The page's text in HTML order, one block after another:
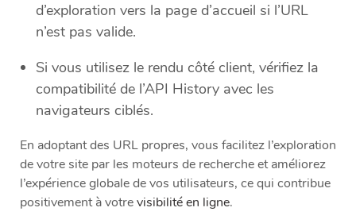
d’exploration vers la page d’accueil si l’URL
n’est pas valide.
Si vous utilisez le rendu côté client, vérifiez la
compatibilité de l’API History avec les
navigateurs ciblés.
En adoptant des URL propres, vous facilitez l’exploration
de votre site par les moteurs de recherche et améliorez
l’expérience globale de vos utilisateurs, ce qui contribue
positivement à votrevisibilité en ligne.